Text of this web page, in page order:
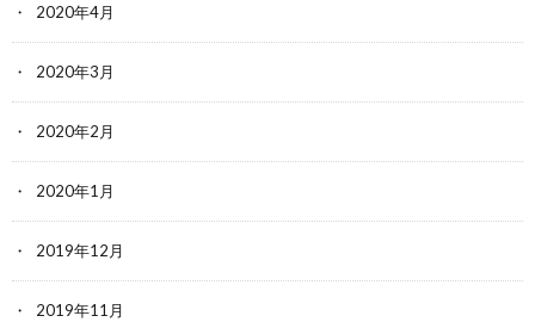
2020年4月
2020年3月
2020年2月
2020年1月
2019年12月
2019年11月